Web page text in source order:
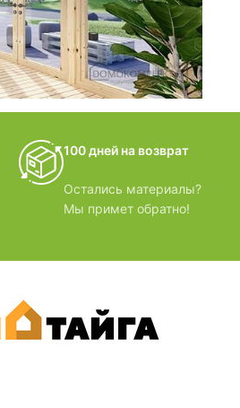
100 дней на возврат
Остались материалы?
Мы примет обратно!